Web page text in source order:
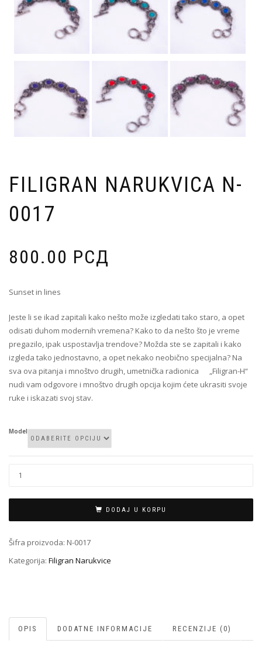
FILIGRAN NARUKVICA N-
0017
800.00 РСД
Sunset in lines
Jeste li se ikad zapitali kako nešto može izgledati tako staro, a opet
odisati duhom modernih vremena? Kako to da nešto što je vreme
pregazilo, ipak uspostavlja trendove? Možda ste se zapitali i kako
izgleda tako jednostavno, a opet nekako neobično specijalna? Na
sva ova pitanja i mnoštvo drugih, umetnička radionica „Filigran-H“
nudi vam odgovore i mnoštvo drugih opcija kojim ćete ukrasiti svoje
ruke i iskazati svoj stav.
Model
N-
količina
DODAJ U KORPU
Šifra proizvoda: N-0017
Kategorija: Filigran Narukvice
OPIS DODATNE INFORMACIJE RECENZIJE (0)